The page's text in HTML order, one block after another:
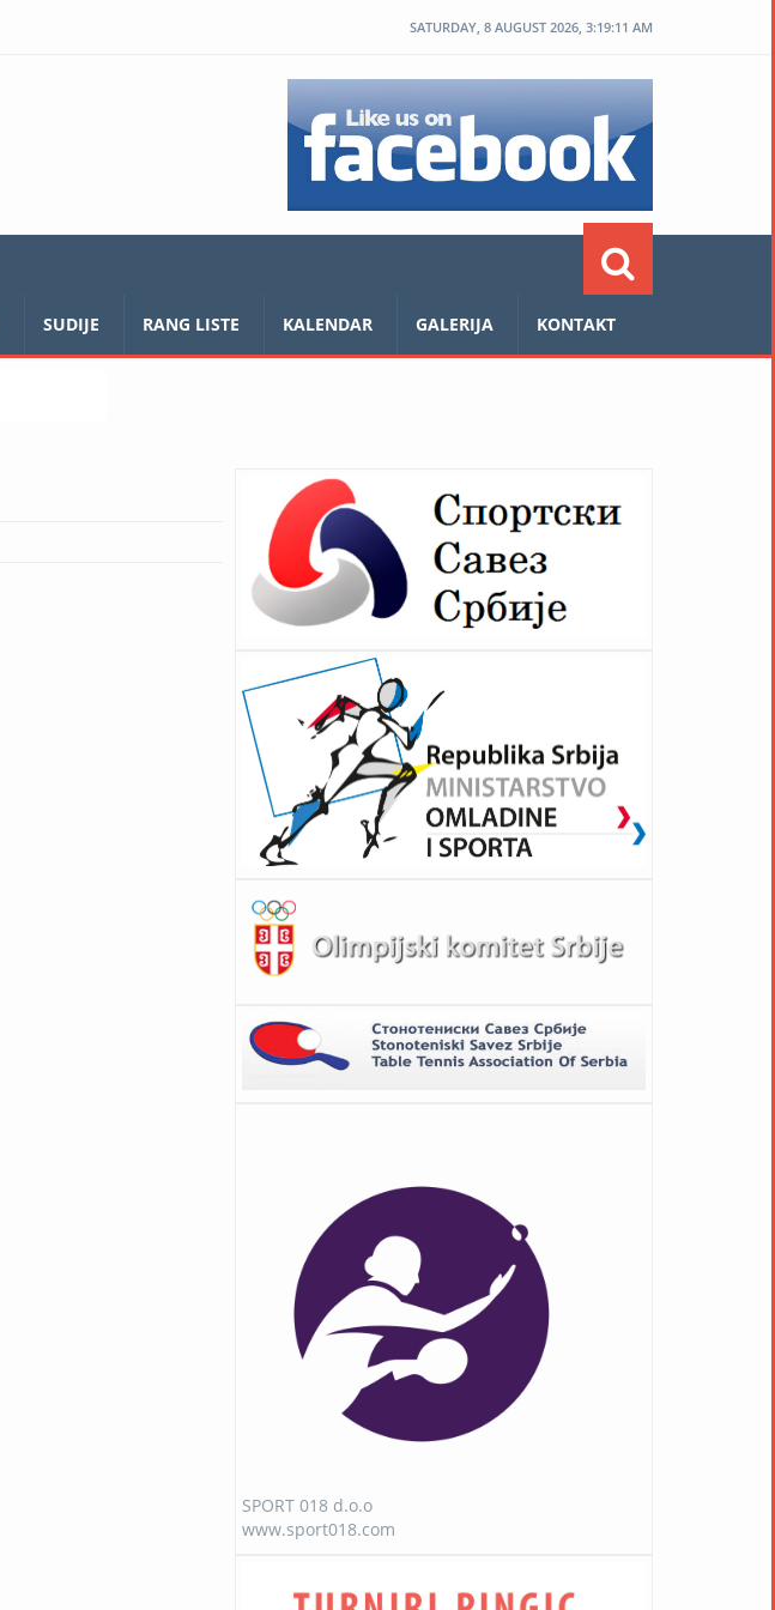
SATURDAY, 8 AUGUST 2026, 3:19:11 AM
SUDIJE RANG LISTE KALENDAR GALERIJA KONTAKT
SPORT 018 d.o.o
www.sport018.com